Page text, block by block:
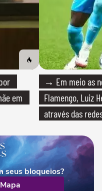
em
→ Em meio as
Flamengo, Luiz
através das
seus bloqueios?